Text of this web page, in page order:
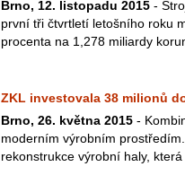
Brno, 12. listopadu 2015 -
první tři čtvrtletí letošního roku
procenta na 1,278 miliardy
ZKL investovala 38 milionů
Brno, 26. května 2015 -
moderním výrobním
rekonstrukce výrobní haly,